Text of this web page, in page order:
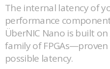
The internal latency of
performance
ÜberNIC Nano is built on
family of
possible latency.